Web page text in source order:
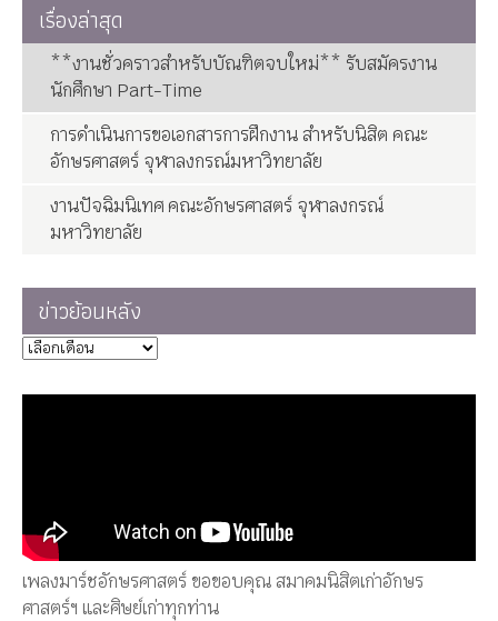
เรื่องล่าสุด
**งานชั่วคราวสำหรับบัณฑิตจบใหม่** รับสมัครงาน
นักศึกษา Part-Time
การดำเนินการขอเอกสารการฝึกงาน สำหรับนิสิต คณะ
อักษรศาสตร์ จุฬาลงกรณ์มหาวิทยาลัย
งานปัจฉิมนิเทศ คณะอักษรศาสตร์ จุฬาลงกรณ์
มหาวิทยาลัย
ข่าวย้อนหลัง
เพลงมาร์ชอักษรศาสตร์ ขอขอบคุณ สมาคมนิสิตเก่าอักษร
ศาสตร์ฯ และศิษย์เก่าทุกท่าน